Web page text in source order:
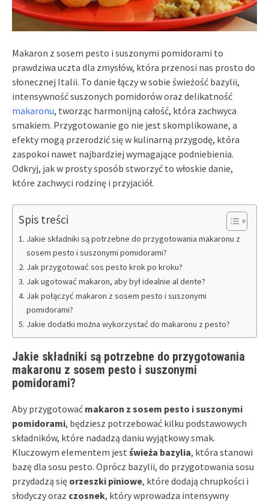
Makaron z sosem pesto i suszonymi pomidorami to
prawdziwa uczta dla zmysłów, która przenosi nas prosto do
słonecznej Italii. To danie łączy w sobie świeżość bazylii,
intensywność suszonych pomidorów oraz delikatność
makaronu, tworząc harmonijną całość, która zachwyca
smakiem. Przygotowanie go nie jest skomplikowane, a
efekty mogą przerodzić się w kulinarną przygodę, która
zaspokoi nawet najbardziej wymagające podniebienia.
Odkryj, jak w prosty sposób stworzyć to włoskie danie,
które zachwyci rodzinę i przyjaciół.
Spis treści
Jakie składniki są potrzebne do przygotowania makaronu z
sosem pesto i suszonymi pomidorami?
Jak przygotować sos pesto krok po kroku?
Jak ugotować makaron, aby był idealnie al dente?
Jak połączyć makaron z sosem pesto i suszonymi
pomidorami?
Jakie dodatki można wykorzystać do makaronu z pesto?
Jakie składniki są potrzebne do przygotowania
makaronu z sosem pesto i suszonymi
pomidorami?
Aby przygotować makaron z sosem pesto i suszonymi
pomidorami, będziesz potrzebować kilku podstawowych
składników, które nadadzą daniu wyjątkowy smak.
Kluczowym elementem jest świeża bazylia, która stanowi
bazę dla sosu pesto. Oprócz bazylii, do przygotowania sosu
przydadzą się orzeszki piniowe, które dodają chrupkości i
słodyczy oraz czosnek, który wprowadza intensywny